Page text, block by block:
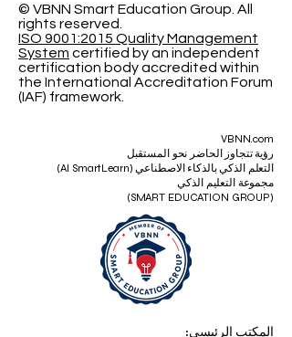
© VBNN Smart Education Group. All
rights reserved.
ISO 9001:2015 Quality Management
System certified by an independent
certification body accredited within
the International Accreditation Forum
(IAF) framework.
VBNN.com
رؤية تتجاوز الحاضر نحو المستقبل
التعلم الذكي بالذكاء الاصطناعي (AI SmartLearn)
مجموعة التعليم الذكي
(SMART EDUCATION GROUP)